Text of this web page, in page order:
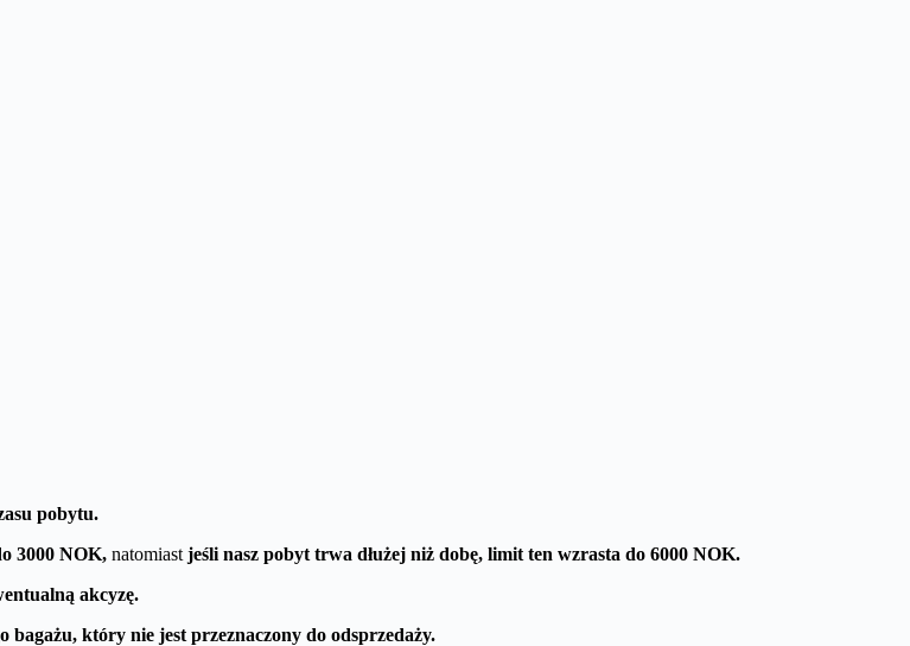
pobytu.
3000 NOK, natomiast jeśli nasz pobyt trwa dłużej niż dobę, limit ten wzrasta do 6000 NOK.
akcyzę.
który nie jest przeznaczony do odsprzedaży.